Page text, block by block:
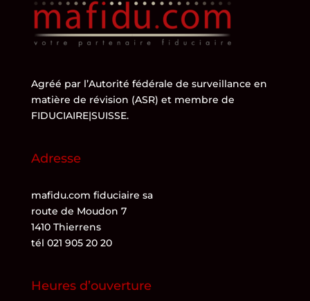
Agréé par l’Autorité fédérale de surveillance en
matière de révision (ASR) et membre de
FIDUCIAIRE|SUISSE.
Adresse
mafidu.com fiduciaire sa
route de Moudon 7
1410 Thierrens
tél 021 905 20 20
Heures d’ouverture